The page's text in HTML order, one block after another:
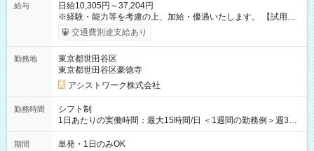
給与
日給10,305円～37,204円
※経験・能力等を考慮の上、加給・優遇いたします。 【試用期
間】試用期間なし
交通費別途支給あり
勤務地
東京都世田谷区
東京都世田谷区豪徳寺
アシストワーク株式会社
勤務時間
シフト制
1日あたりの実働時間：最大15時間/日 ＜1週間の勤務例＞週3回
勤務 勤務：月・水・金 休み：火・木・土・日 好きな時にお仕事
可能です！ ※1日あたりの最大実働時間は日勤、夜勤共に勤務し
期間 単発・1日のみOK